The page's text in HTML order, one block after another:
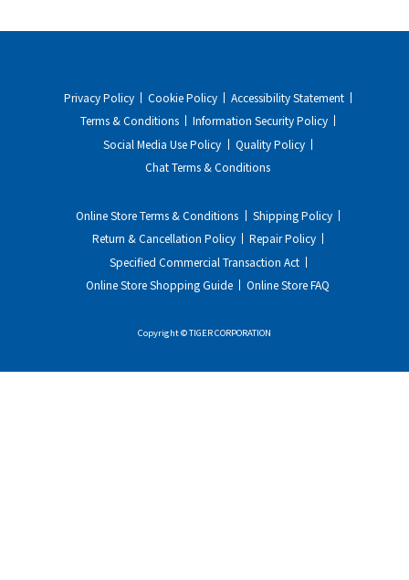
Privacy Policy Cookie Policy
Accessibility Statement
Terms & Conditions
Information Security Policy
Social Media Use Policy
Quality Policy
Chat Terms & Conditions
Online Store Terms & Conditions
Shipping Policy
Return & Cancellation Policy
Repair Policy
Specified Commercial Transaction Act
Online Store Shopping Guide
Online Store FAQ
Copyright © TIGER CORPORATION